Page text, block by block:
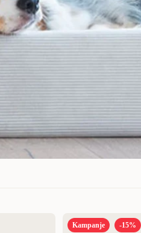
Kampanje -15%